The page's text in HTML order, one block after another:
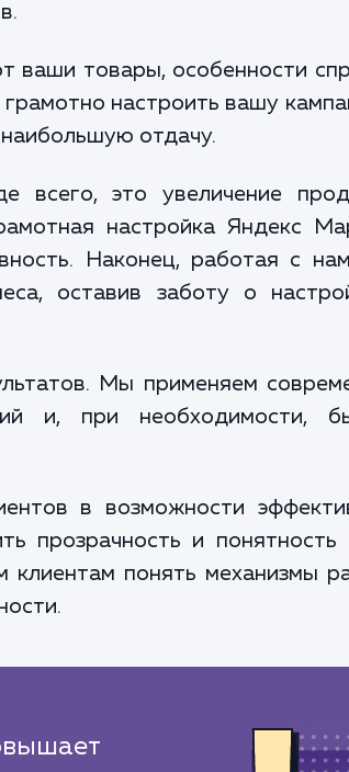
ваши товары, особенности
настроить вашу
отдачу.
всего, это увеличение
настройка Яндекс
Наконец, работая с
оставив заботу о
Мы применяем
и, при необходимости,
в возможности
прозрачность и понятность
понять механизмы